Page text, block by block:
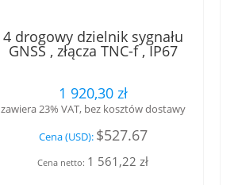
4 drogowy dzielnik sygnału
GNSS , złącza TNC-f , IP67
Tallysman®
1 920,30 zł
zawiera 23% VAT, bez kosztów dostawy
Cena (USD): $527.67
Cena netto: 1 561,22 zł